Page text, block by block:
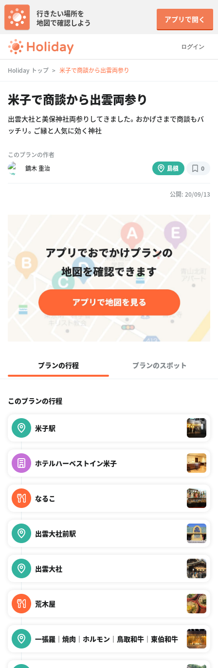
ログイン
行きたい場所を
地図で確認しよう
アプリで開く
Holiday トップ 米子で商談から出雲両参り
米子で商談から出雲両参り
出雲大社と美保神社両参りしてきました。おかげさまで商談もバ
ッチリ。ご縁と人気に効く神社
このプランの作者
鏑木 重治
島根 0
公開: 20/09/13
プランの行程 プランのスポット
このプランの行程
米子駅
ホテルハーベストイン米子
なるこ
出雲大社前駅
出雲大社
荒木屋
一張羅｜焼肉｜ホルモン｜鳥取和牛｜東伯和牛